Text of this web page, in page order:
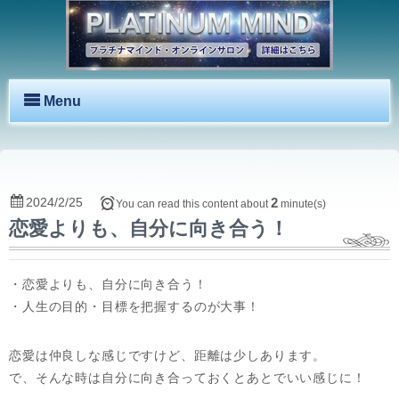
Menu
恋愛よりも、自分に向き合う！
2024/2/25 You can read this content about2 minute(s)
・恋愛よりも、自分に向き合う！
・人生の目的・目標を把握するのが大事！
恋愛は仲良しな感じですけど、距離は少しあります。
で、そんな時は自分に向き合っておくとあとでいい感じに！